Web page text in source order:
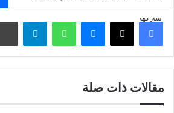
شاركهافيسبوك ‫X ماسنجر واتساب تيلقرام
مقالات ذات صلة